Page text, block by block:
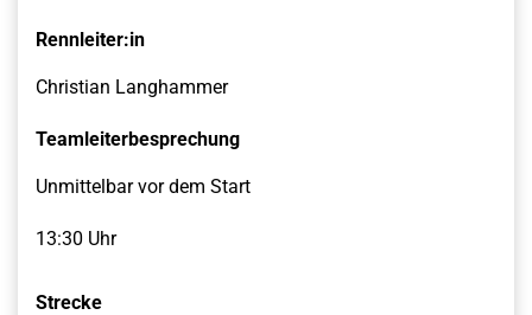
Rennleiter:in
Christian Langhammer
Teamleiterbesprechung
Unmittelbar vor dem Start
13:30 Uhr
Strecke